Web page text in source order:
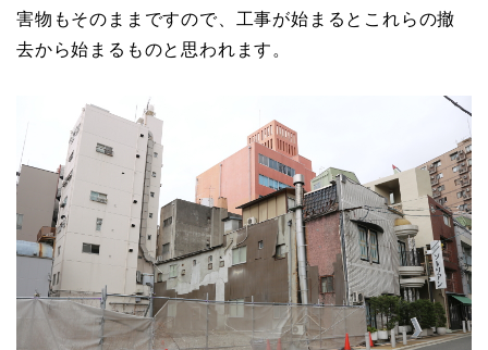
害物もそのままですので、工事が始まるとこれらの撤
去から始まるものと思われます。